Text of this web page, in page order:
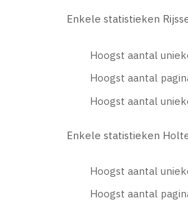
Enkele statistieken
Hoogst aantal
Hoogst aantal
Hoogst aantal
Enkele statistieken
Hoogst aantal
Hoogst aantal